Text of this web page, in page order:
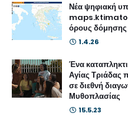
Νέα ψηφιακή
όρους δόμησης
1.4.26
Ένα
Αγίας Τριάδας
σε διεθνή
Μυθοπλασίας
15.5.23